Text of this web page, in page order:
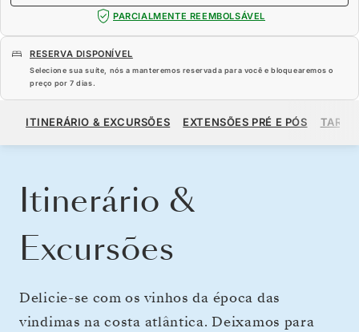
PARCIALMENTE REEMBOLSÁVEL
RESERVA DISPONÍVEL
Selecione sua suíte, nós a manteremos reservada para você e bloquearemos o
preço por 7 dias.
A PARTIR DE US$ 10.560
ITINERÁRIO & EXCURSÕES EXTENSÕES PRÉ E PÓS
Itinerário &
Excursões
Delicie-se com os vinhos da época das
vindimas na costa atlântica. Deixamos para